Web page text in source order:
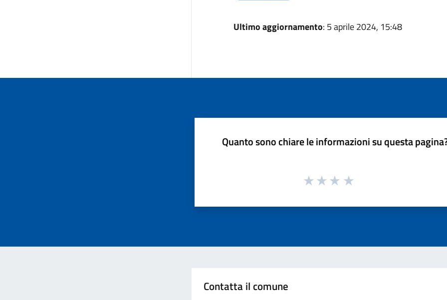
Ultimo aggiornamento: 5 aprile 2024, 15:48
Quanto sono chiare le informazioni su questa
Contatta il comune